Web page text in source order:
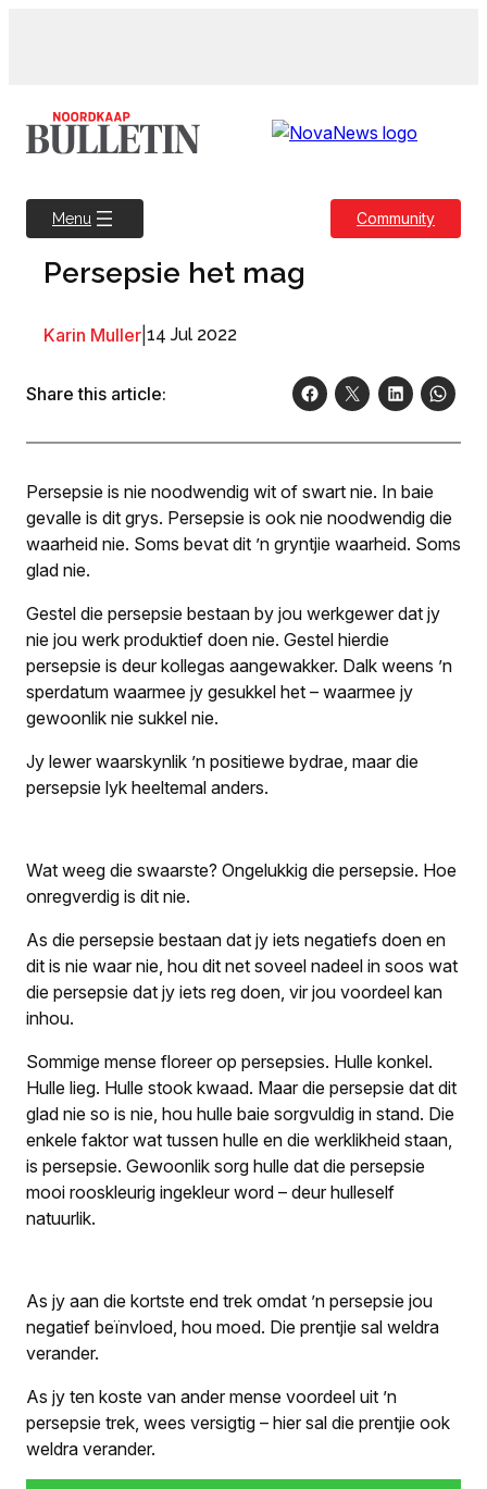
Menu Community
Persepsie het mag
Karin Muller 14 Jul 2022
Share this article:
Persepsie is nie noodwendig wit of swart nie. In baie
gevalle is dit grys. Persepsie is ook nie noodwendig die
waarheid nie. Soms bevat dit ’n gryntjie waarheid. Soms
glad nie.
Gestel die persepsie bestaan by jou werkgewer dat jy
nie jou werk produktief doen nie. Gestel hierdie
persepsie is deur kollegas aangewakker. Dalk weens ’n
sperdatum waarmee jy gesukkel het – waarmee jy
gewoonlik nie sukkel nie.
Jy lewer waarskynlik ’n positiewe bydrae, maar die
persepsie lyk heeltemal anders.
Wat weeg die swaarste? Ongelukkig die persepsie. Hoe
onregverdig is dit nie.
As die persepsie bestaan dat jy iets negatiefs doen en
dit is nie waar nie, hou dit net soveel nadeel in soos wat
die persepsie dat jy iets reg doen, vir jou voordeel kan
inhou.
Sommige mense floreer op persepsies. Hulle konkel.
Hulle lieg. Hulle stook kwaad. Maar die persepsie dat dit
glad nie so is nie, hou hulle baie sorgvuldig in stand. Die
enkele faktor wat tussen hulle en die werklikheid staan,
is persepsie. Gewoonlik sorg hulle dat die persepsie
mooi rooskleurig ingekleur word – deur hulleself
natuurlik.
As jy aan die kortste end trek omdat ’n persepsie jou
negatief beïnvloed, hou moed. Die prentjie sal weldra
verander.
As jy ten koste van ander mense voordeel uit ’n
persepsie trek, wees versigtig – hier sal die prentjie ook
weldra verander.